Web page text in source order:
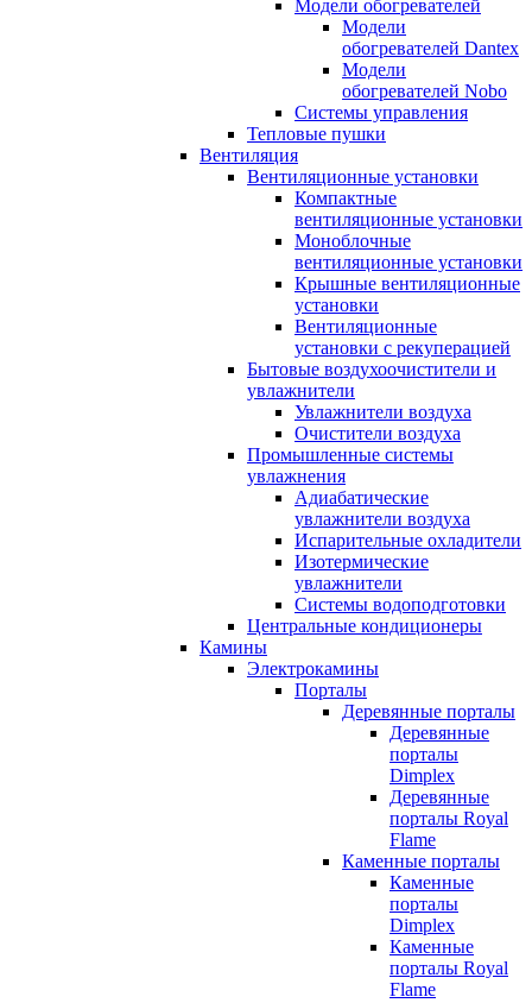
Модели обогревателей
Модели
обогревателей Dantex
Модели
обогревателей Nobo
Системы управления
Тепловые пушки
Вентиляция
Вентиляционные установки
Компактные
вентиляционные установки
Моноблочные
вентиляционные установки
Крышные вентиляционные
установки
Вентиляционные
установки с рекуперацией
Бытовые воздухоочистители и
увлажнители
Увлажнители воздуха
Очистители воздуха
Промышленные системы
увлажнения
Адиабатические
увлажнители воздуха
Испарительные охладители
Изотермические
увлажнители
Системы водоподготовки
Центральные кондиционеры
Камины
Электрокамины
Порталы
Деревянные порталы
Деревянные
порталы
Dimplex
Деревянные
порталы Royal
Flame
Каменные порталы
Каменные
порталы
Dimplex
Каменные
порталы Royal
Flame